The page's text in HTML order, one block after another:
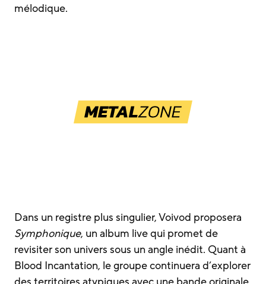
mélodique.
Dans un registre plus singulier, Voivod proposera
Symphonique, un album live qui promet de
revisiter son univers sous un angle inédit. Quant à
Blood Incantation, le groupe continuera d’explorer